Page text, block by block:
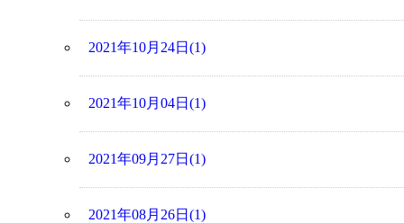
2021年10月24日(1)
2021年10月04日(1)
2021年09月27日(1)
2021年08月26日(1)